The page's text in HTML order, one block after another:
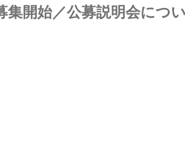
集開始／公募説明会につ